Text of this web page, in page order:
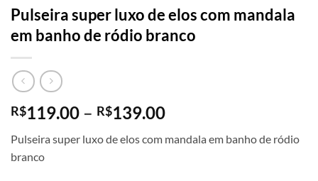
Pulseira super luxo de elos com mandala
em banho de ródio branco
R$119.00 – R$139.00Faixa
preço:
Pulseira super luxo de elos com mandala em banho de ródio
branco